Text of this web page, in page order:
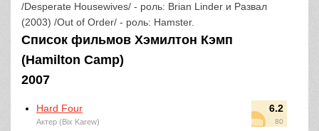
/Desperate Housewives/ - роль: Brian Linder и Развал
(2003) /Out of Order/ - роль: Hamster.
Список фильмов Хэмилтон Кэмп
(Hamilton Camp)
2007
6.2
80
Hard Four
Актер (Bix Karew)